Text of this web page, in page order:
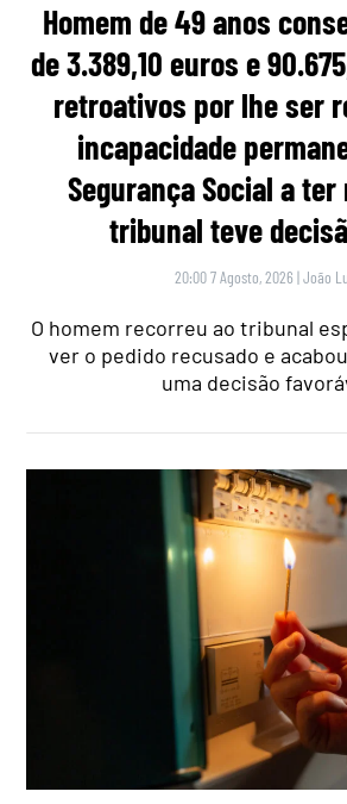
Homem de 49 anos
de 3.389,10 euros e
retroativos por lhe ser
incapacidade
Segurança Social a
tribunal teve
20:00 7 Agosto, 2026 |João
O homem recorreu ao tribunal
ver o pedido recusado e
uma decisão